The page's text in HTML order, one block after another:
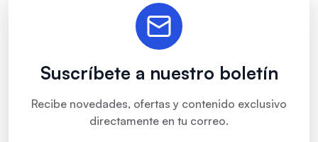
Suscríbete a nuestro boletín
Recibe novedades, ofertas y contenido exclusivo
directamente en tu correo.